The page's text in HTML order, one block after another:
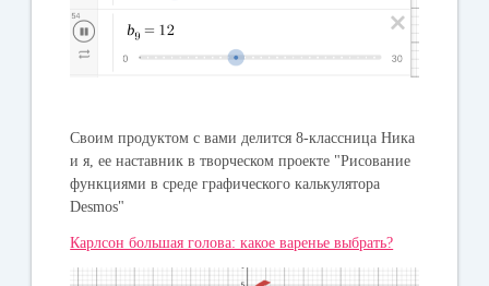
Своим продуктом c вами делится 8-классница Ника
и я, ее наставник в творческом проекте "Рисование
функциями в среде графического калькулятора
Desmos"
Карлсон большая голова: какое варенье выбрать?